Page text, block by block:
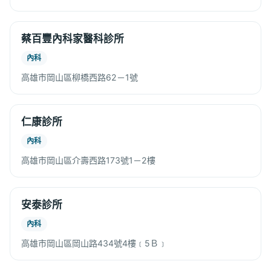
蔡百豐內科家醫科診所
內科
高雄市岡山區柳橋西路62－1號
仁康診所
內科
高雄市岡山區介壽西路173號1－2樓
安泰診所
內科
高雄市岡山區岡山路434號4樓﹝5Ｂ﹞